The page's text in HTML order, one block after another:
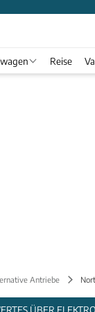
Reise
Antriebe
ÜBER